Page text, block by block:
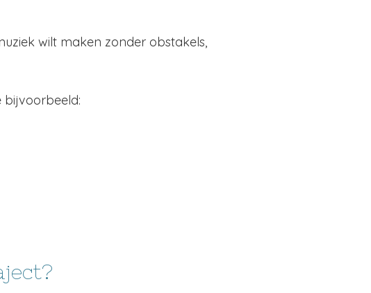
wilt maken zonder obstakels,
bijvoorbeeld: